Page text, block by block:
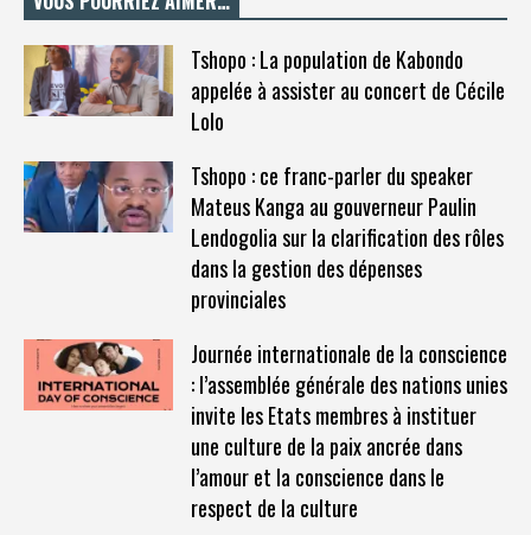
Tshopo : La population de Kabondo
appelée à assister au concert de Cécile
Lolo
Tshopo : ce franc-parler du speaker
Mateus Kanga au gouverneur Paulin
Lendogolia sur la clarification des rôles
dans la gestion des dépenses
provinciales
Journée internationale de la conscience
: l’assemblée générale des nations unies
invite les Etats membres à instituer
une culture de la paix ancrée dans
l’amour et la conscience dans le
respect de la culture